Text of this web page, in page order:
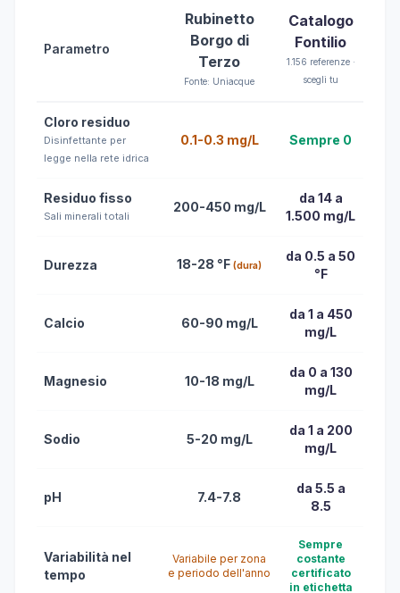
Parametro
Rubinetto
Borgo di
Terzo
Fonte: Uniacque
Catalogo
Fontilio
1.156 referenze ·
scegli tu
Cloro residuo
Disinfettante per
legge nella rete idrica
0.1-0.3 mg/L Sempre 0
Residuo fisso
Sali minerali totali
200-450 mg/L
da 14 a
1.500 mg/L
Durezza 18-28 °F (dura)
da 0.5 a 50
°F
Calcio 60-90 mg/L
da 1 a 450
mg/L
Magnesio 10-18 mg/L
da 0 a 130
mg/L
Sodio 5-20 mg/L
da 1 a 200
mg/L
pH 7.4-7.8
da 5.5 a
8.5
Variabilità nel
tempo
Variabile per zona
e periodo dell'anno
Sempre
costante
certificato
in etichetta